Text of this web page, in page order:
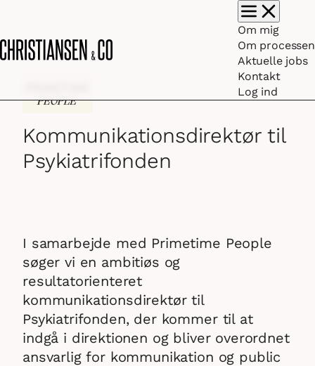
Vis/skjul
Om mig
Om processen
Aktuelle jobs
Kontakt
Log ind
Kommunikationsdirektør til
Psykiatrifonden
I samarbejde med Primetime People
søger vi en ambitiøs og
resultatorienteret
kommunikationsdirektør til
Psykiatrifonden, der kommer til at
indgå i direktionen og bliver overordnet
ansvarlig for kommunikation og public